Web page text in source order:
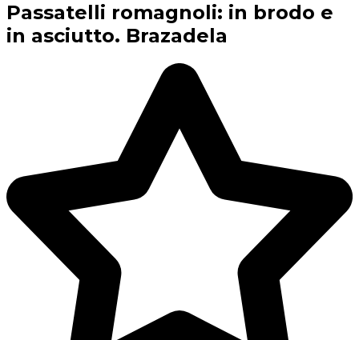
Passatelli romagnoli: in brodo e
in asciutto. Brazadela